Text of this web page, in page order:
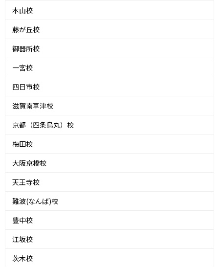
本山校
藤が丘校
御器所校
一宮校
四日市校
滋賀南草津校
京都（四条烏丸）校
梅田校
大阪京橋校
天王寺校
難波(なんば)校
豊中校
江坂校
茨木校